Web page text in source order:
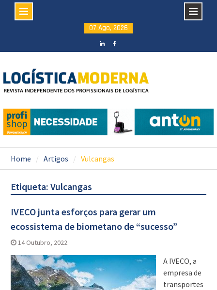
content
07 Ago, 2026
Home Artigos Vulcangas
Etiqueta: Vulcangas
IVECO junta esforços para gerar um
ecossistema de biometano de “sucesso”
14 Outubro, 2022
A IVECO, a
empresa de
transportes